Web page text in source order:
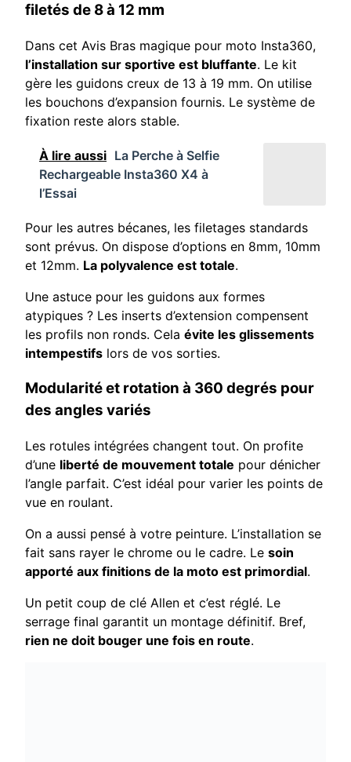
filetés de 8 à 12 mm
Dans cet Avis Bras magique pour moto Insta360,
l’installation sur sportive est bluffante. Le kit
gère les guidons creux de 13 à 19 mm. On utilise
les bouchons d’expansion fournis. Le système de
fixation reste alors stable.
À lire aussi La Perche à Selfie
Rechargeable Insta360 X4 à
l’Essai
Pour les autres bécanes, les filetages standards
sont prévus. On dispose d’options en 8mm, 10mm
et 12mm. La polyvalence est totale.
Une astuce pour les guidons aux formes
atypiques ? Les inserts d’extension compensent
les profils non ronds. Cela évite les glissements
intempestifs lors de vos sorties.
Modularité et rotation à 360 degrés pour
des angles variés
Les rotules intégrées changent tout. On profite
d’une liberté de mouvement totale pour dénicher
l’angle parfait. C’est idéal pour varier les points de
vue en roulant.
On a aussi pensé à votre peinture. L’installation se
fait sans rayer le chrome ou le cadre. Le soin
apporté aux finitions de la moto est primordial.
Un petit coup de clé Allen et c’est réglé. Le
serrage final garantit un montage définitif. Bref,
rien ne doit bouger une fois en route.